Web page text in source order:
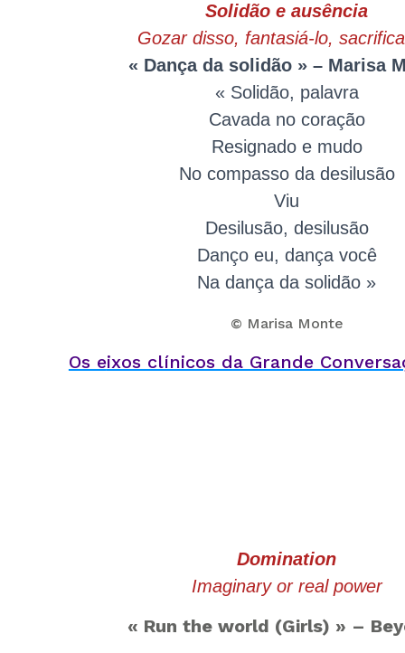
Solidão e ausência
Gozar disso, fantasiá-lo,
« Dança da solidão » – Marisa
« Solidão, palavra
Cavada no coração
Resignado e mudo
No compasso da desilusão
Viu
Desilusão, desilusão
Danço eu, dança você
Na dança da solidão »
© Marisa Monte
Os eixos clínicos da Grande
Domination
Imaginary or real power
« Run the world (Girls) » –